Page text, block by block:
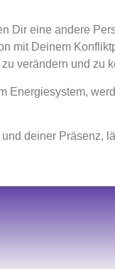
Dir eine andere
mit Deinem
verändern und zu
Energiesystem,
deiner Präsenz,